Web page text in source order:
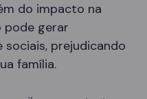
do impacto na
pode gerar
prejudicando
família.